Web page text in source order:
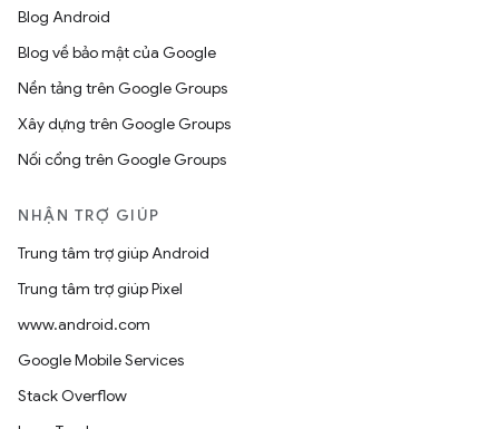
Blog Android
Blog về bảo mật của Google
Nền tảng trên Google Groups
Xây dựng trên Google Groups
Nối cổng trên Google Groups
NHẬN TRỢ GIÚP
Trung tâm trợ giúp Android
Trung tâm trợ giúp Pixel
www.android.com
Google Mobile Services
Stack Overflow